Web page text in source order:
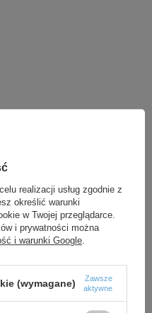
realizacji usług zgodnie z
określić warunki
w Twojej przeglądarce.
i prywatności można
i warunki Google.
(wymagane)
Zawsze
aktywne